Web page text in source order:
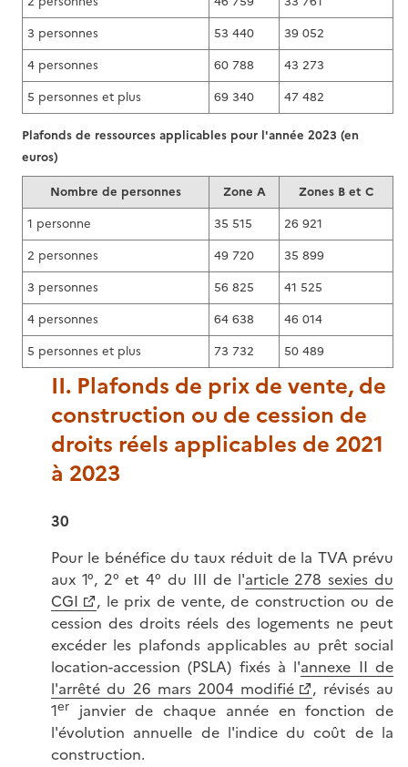
3 personnes
53 440
39 052
4 personnes
60 788
43 273
5 personnes et plus
69 340 47 482
Plafonds de ressources applicables pour l'année 2023 (en
euros)
Nombre de personnes
Zone A
Zones B et C
1 personne
35 515
26 921
2 personnes
49 720
35 899
3 personnes
56 825
41 525
4 personnes
64 638
46 014
5 personnes et plus
73 732 50 489
II. Plafonds de prix de vente, de
construction ou de cession de
droits réels applicables de 2021
à 2023
30
Pour le bénéfice du taux réduit de la TVA prévu
aux 1°, 2° et 4° du III de l'article 278 sexies du
CGI
, le prix de vente, de construction ou de
cession des droits réels des logements ne peut
excéder les plafonds applicables au prêt social
location-accession (PSLA) fixés à l'annexe II de
l'arrêté du 26 mars 2004 modifié
, révisés au
1er janvier de chaque année en fonction de
l'évolution annuelle de l'indice du coût de la
construction.